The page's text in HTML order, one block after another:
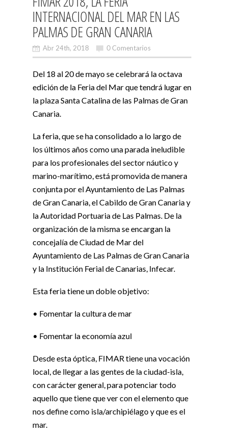
INTERNACIONAL DEL MAR EN LAS
PALMAS DE GRAN CANARIA
Abr 24th, 2018 0 Comentarios
Del 18 al 20 de mayo se celebrará la octava
edición de la Feria del Mar que tendrá lugar en
la plaza Santa Catalina de las Palmas de Gran
Canaria.
La feria, que se ha consolidado a lo largo de
los últimos años como una parada ineludible
para los profesionales del sector náutico y
marino-marítimo, está promovida de manera
conjunta por el Ayuntamiento de Las Palmas
de Gran Canaria, el Cabildo de Gran Canaria y
la Autoridad Portuaria de Las Palmas. De la
organización de la misma se encargan la
concejalía de Ciudad de Mar del
Ayuntamiento de Las Palmas de Gran Canaria
y la Institución Ferial de Canarias, Infecar.
Esta feria tiene un doble objetivo:
• Fomentar la cultura de mar
• Fomentar la economía azul
Desde esta óptica, FIMAR tiene una vocación
local, de llegar a las gentes de la ciudad-isla,
con carácter general, para potenciar todo
aquello que tiene que ver con el elemento que
nos define como isla/archipiélago y que es el
mar.